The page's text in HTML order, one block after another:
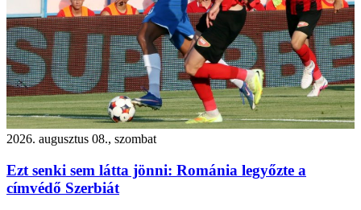
2026. augusztus 08., szombat
Ezt senki sem látta jönni: Románia legyőzte a
címvédő Szerbiát